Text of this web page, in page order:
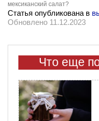
мексиканский салат?
Статья опубликована в
Обновлено 11.12.2023
Что еще